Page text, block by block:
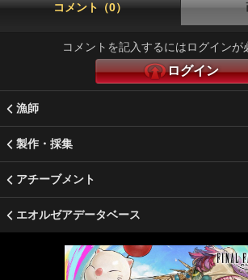
コメント（0）
コメントを記入するにはログインが
ログイン
漁師
製作・採集
アチーブメント
エオルゼアデータベース